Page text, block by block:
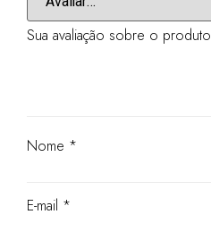
Sua avaliação sobre o produto
Nome *
E-mail *